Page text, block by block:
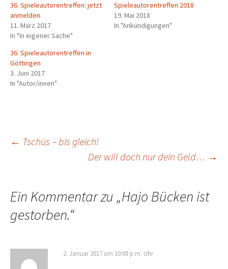
36. Spieleautorentreffen: jetzt
anmelden.
11. März 2017
In "In eigener Sache"
Spieleautorentreffen 2018
19. Mai 2018
In "Ankündigungen"
36. Spieleautorentreffen in
Göttingen
3. Juni 2017
In "Autor/innen"
Beitragsnavigation
← Tschüs – bis gleich!
Der will doch nur dein Geld… →
Ein Kommentar zu „Hajo Bücken ist
gestorben.“
2. Januar 2017 um 10:08 p.m. Uhr